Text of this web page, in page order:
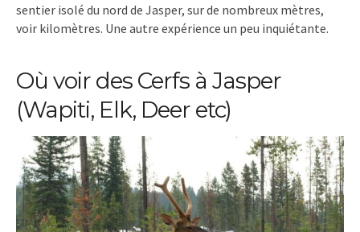
sentier isolé du nord de Jasper, sur de nombreux mètres,
voir kilomètres. Une autre expérience un peu inquiétante.
Où voir des Cerfs à Jasper
(Wapiti, Elk, Deer etc)